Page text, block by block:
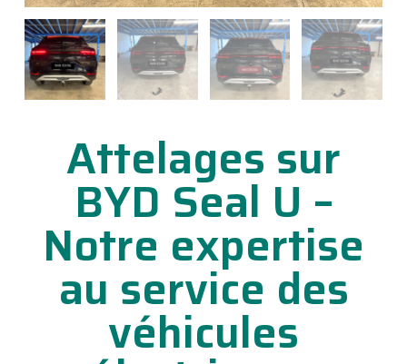
Attelages sur
BYD Seal U –
Notre expertise
au service des
véhicules